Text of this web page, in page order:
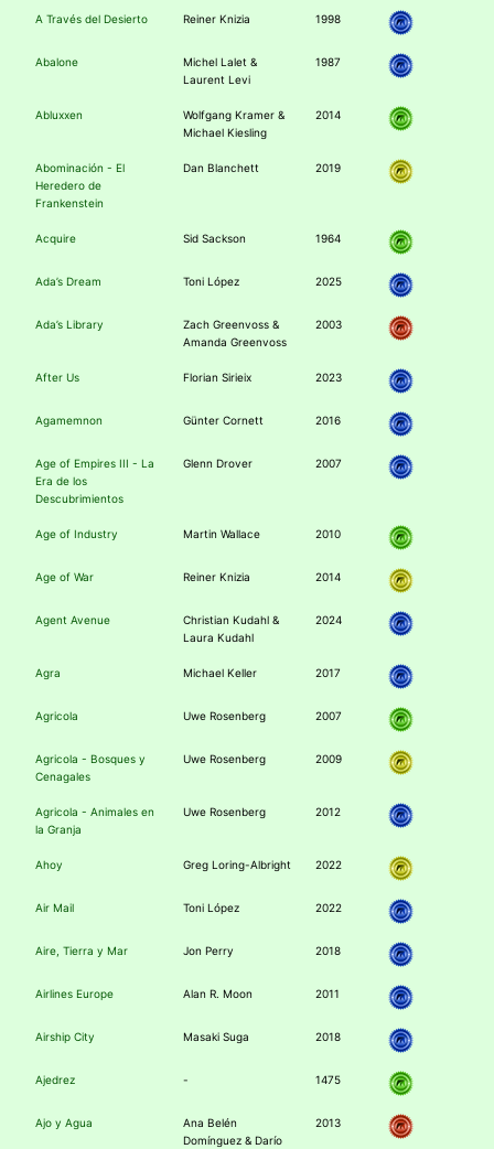
A Través del Desierto Reiner Knizia 1998
Abalone
Michel Lalet &
Laurent Levi
1987
Abluxxen
Wolfgang Kramer &
Michael Kiesling
2014
Abominación - El
Heredero de
Frankenstein
Dan Blanchett 2019
Acquire Sid Sackson 1964
Ada’s Dream Toni López 2025
Ada’s Library
Zach Greenvoss &
Amanda Greenvoss
2003
After Us Florian Sirieix 2023
Agamemnon Günter Cornett 2016
Age of Empires III - La
Era de los
Descubrimientos
Glenn Drover 2007
Age of Industry Martin Wallace 2010
Age of War Reiner Knizia 2014
Agent Avenue
Christian Kudahl &
Laura Kudahl
2024
Agra Michael Keller 2017
Agricola Uwe Rosenberg 2007
Agricola - Bosques y
Cenagales
Uwe Rosenberg 2009
Agricola - Animales en
la Granja
Uwe Rosenberg 2012
Ahoy Greg Loring-Albright 2022
Air Mail Toni López 2022
Aire, Tierra y Mar Jon Perry 2018
Airlines Europe Alan R. Moon 2011
Airship City Masaki Suga 2018
Ajedrez - 1475
Ajo y Agua
Ana Belén
Domínguez & Darío
2013